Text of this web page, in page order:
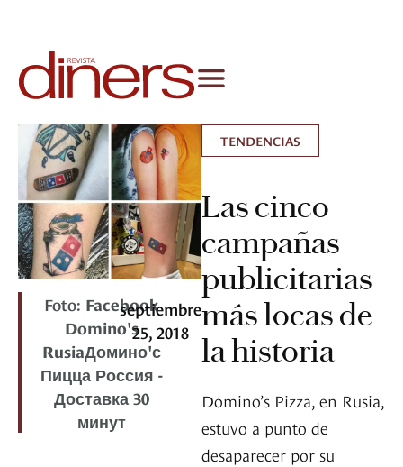
Foto: Facebook
Domino's
RusiaДомино'с
Пицца Россия -
Доставка 30
минут
septiembre
25, 2018
TENDENCIAS
Las cinco
campañas
publicitarias
más locas de
la historia
Domino’s Pizza, en Rusia,
estuvo a punto de
desaparecer por su